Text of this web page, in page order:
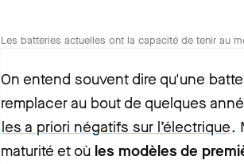
Les batteries actuelles ont la capacité de tenir au
On entend souvent dire qu'une
remplacer au bout de quelques
les a priori négatifs sur l’électrique.
maturité et où les modèles de